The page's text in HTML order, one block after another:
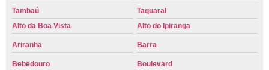
Tambaú
Taquaral
Alto da Boa Vista
Alto do Ipiranga
Ariranha Barra
Bebedouro Boulevard